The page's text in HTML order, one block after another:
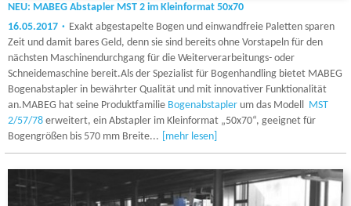
NEU: MABEG Abstapler MST 2 im Kleinformat 50x70
16.05.2017
Exakt abgestapelte Bogen und einwandfreie Paletten sparen
Zeit und damit bares Geld, denn sie sind bereits ohne Vorstapeln für den
nächsten Maschinendurchgang für die Weiterverarbeitungs- oder
Schneidemaschine bereit.Als der Spezialist für Bogenhandling bietet MABEG
Bogenabstapler in bewährter Qualität und mit innovativer Funktionalität
an.MABEG hat seine Produktfamilie Bogenabstapler um das Modell MST
2/57/78 erweitert, ein Abstapler im Kleinformat „50x70“, geeignet für
Bogengrößen bis 570 mm Breite...
[mehr lesen]